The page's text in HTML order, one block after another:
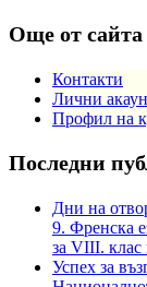
Още от сайта
Контакти
Лични
Профил на
Последни
Дни на
9. Френска
за VIII. клас
Успех за